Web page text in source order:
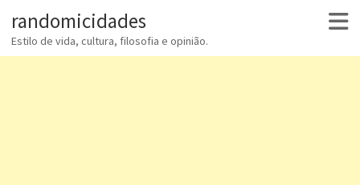
randomicidades
Estilo de vida, cultura, filosofia e opinião.